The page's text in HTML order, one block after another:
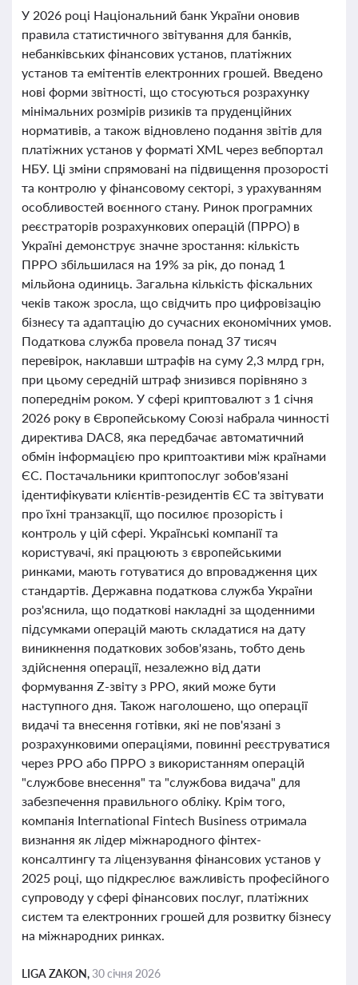
У 2026 році Національний банк України оновив
правила статистичного звітування для банків,
небанківських фінансових установ, платіжних
установ та емітентів електронних грошей. Введено
нові форми звітності, що стосуються розрахунку
мінімальних розмірів ризиків та пруденційних
нормативів, а також відновлено подання звітів для
платіжних установ у форматі XML через вебпортал
НБУ. Ці зміни спрямовані на підвищення прозорості
та контролю у фінансовому секторі, з урахуванням
особливостей воєнного стану. Ринок програмних
реєстраторів розрахункових операцій (ПРРО) в
Україні демонструє значне зростання: кількість
ПРРО збільшилася на 19% за рік, до понад 1
мільйона одиниць. Загальна кількість фіскальних
чеків також зросла, що свідчить про цифровізацію
бізнесу та адаптацію до сучасних економічних умов.
Податкова служба провела понад 37 тисяч
перевірок, наклавши штрафів на суму 2,3 млрд грн,
при цьому середній штраф знизився порівняно з
попереднім роком. У сфері криптовалют з 1 січня
2026 року в Європейському Союзі набрала чинності
директива DAC8, яка передбачає автоматичний
обмін інформацією про криптоактиви між країнами
ЄС. Постачальники криптопослуг зобов'язані
ідентифікувати клієнтів-резидентів ЄС та звітувати
про їхні транзакції, що посилює прозорість і
контроль у цій сфері. Українські компанії та
користувачі, які працюють з європейськими
ринками, мають готуватися до впровадження цих
стандартів. Державна податкова служба України
роз'яснила, що податкові накладні за щоденними
підсумками операцій мають складатися на дату
виникнення податкових зобов'язань, тобто день
здійснення операції, незалежно від дати
формування Z-звіту з РРО, який може бути
наступного дня. Також наголошено, що операції
видачі та внесення готівки, які не пов'язані з
розрахунковими операціями, повинні реєструватися
через РРО або ПРРО з використанням операцій
"службове внесення" та "службова видача" для
забезпечення правильного обліку. Крім того,
компанія International Fintech Business отримала
визнання як лідер міжнародного фінтех-
консалтингу та ліцензування фінансових установ у
2025 році, що підкреслює важливість професійного
супроводу у сфері фінансових послуг, платіжних
систем та електронних грошей для розвитку бізнесу
на міжнародних ринках.
LIGA ZAKON,30 січня 2026